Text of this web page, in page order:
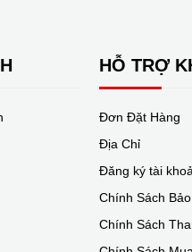
HỖ TRỢ
Đơn Đặt Hàng
Địa Chỉ
Đăng ký tài
Chính Sách
Chính Sách